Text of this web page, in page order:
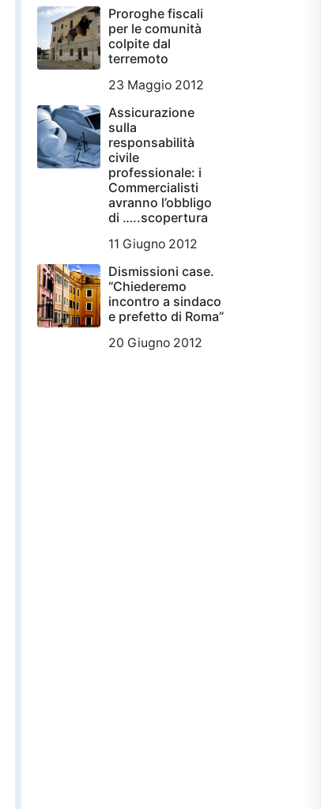
Proroghe fiscali
per le comunità
colpite dal
terremoto
23 Maggio 2012
Assicurazione
sulla
responsabilità
civile
professionale: i
Commercialisti
avranno l’obbligo
di …..scopertura
11 Giugno 2012
Dismissioni case.
“Chiederemo
incontro a sindaco
e prefetto di Roma”
20 Giugno 2012